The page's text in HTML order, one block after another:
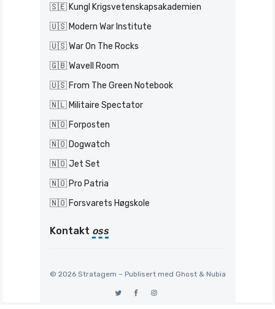
🇸🇪 Kungl Krigsvetenskapsakademien
🇺🇸 Modern War Institute
🇺🇸 War On The Rocks
🇬🇧 Wavell Room
🇺🇸 From The Green Notebook
🇳🇱 Militaire Spectator
🇳🇴 Forposten
🇳🇴 Dogwatch
🇳🇴 Jet Set
🇳🇴 Pro Patria
🇳🇴 Forsvarets Høgskole
Kontakt oss
© 2026 Stratagem – Publisert med Ghost& Nubia